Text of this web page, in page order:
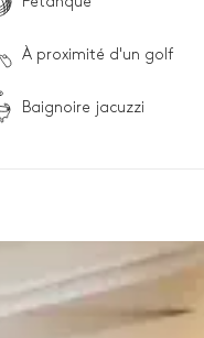
À proximité d'un golf
Baignoire jacuzzi